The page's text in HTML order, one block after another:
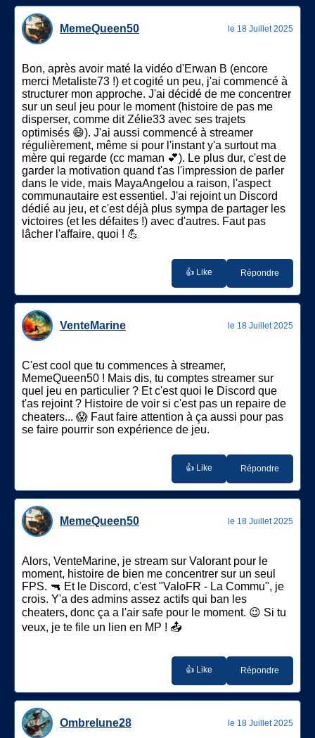
MemeQueen50 le 18 Juillet 2025
Bon, après avoir maté la vidéo d'Erwan B (encore
merci Metaliste73 !) et cogité un peu, j'ai commencé à
structurer mon approche. J'ai décidé de me concentrer
sur un seul jeu pour le moment (histoire de pas me
disperser, comme dit Zélie33 avec ses trajets
optimisés 😄). J'ai aussi commencé à streamer
régulièrement, même si pour l'instant y'a surtout ma
mère qui regarde (cc maman 💕). Le plus dur, c'est de
garder la motivation quand t'as l'impression de parler
dans le vide, mais MayaAngelou a raison, l'aspect
communautaire est essentiel. J'ai rejoint un Discord
dédié au jeu, et c'est déjà plus sympa de partager les
victoires (et les défaites !) avec d'autres. Faut pas
lâcher l'affaire, quoi ! 💪
👍 Like Répondre
VenteMarine le 18 Juillet 2025
C'est cool que tu commences à streamer,
MemeQueen50 ! Mais dis, tu comptes streamer sur
quel jeu en particulier ? Et c'est quoi le Discord que
t'as rejoint ? Histoire de voir si c'est pas un repaire de
cheaters... 😱 Faut faire attention à ça aussi pour pas
se faire pourrir son expérience de jeu.
👍 Like Répondre
MemeQueen50 le 18 Juillet 2025
Alors, VenteMarine, je stream sur Valorant pour le
moment, histoire de bien me concentrer sur un seul
FPS. 🔫 Et le Discord, c'est "ValoFR - La Commu", je
crois. Y'a des admins assez actifs qui ban les
cheaters, donc ça a l'air safe pour le moment. 😉 Si tu
veux, je te file un lien en MP ! 📤
👍 Like Répondre
Ombrelune28 le 18 Juillet 2025